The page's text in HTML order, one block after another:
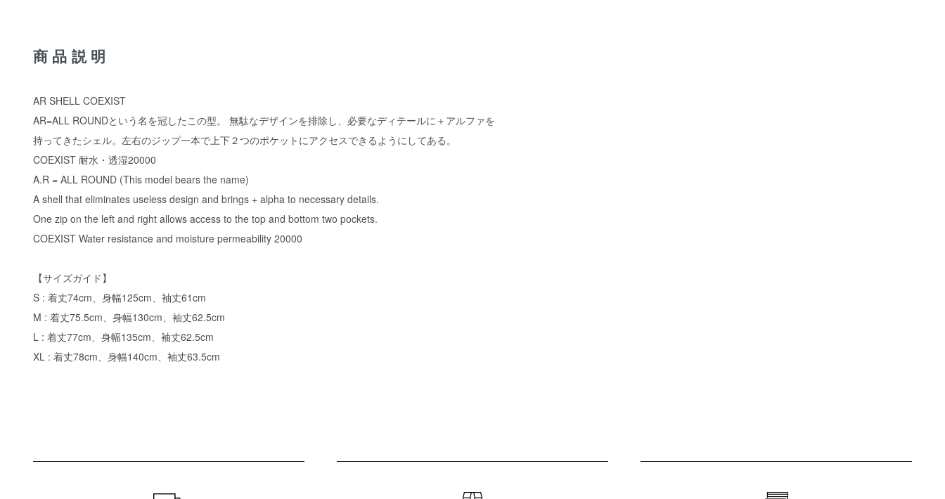
商品説明
AR SHELL COEXIST
AR=ALL ROUNDという名を冠したこの型。 無駄なデザインを排除し、必要なディテールに＋アルファを
持ってきたシェル。左右のジップ一本で上下２つのポケットにアクセスできるようにしてある。
COEXIST 耐水・透湿20000
A.R = ALL ROUND (This model bears the name)
A shell that eliminates useless design and brings + alpha to necessary details.
One zip on the left and right allows access to the top and bottom two pockets.
COEXIST Water resistance and moisture permeability 20000
【サイズガイド】
S : 着丈74cm、身幅125cm、袖丈61cm
M : 着丈75.5cm、身幅130cm、袖丈62.5cm
L : 着丈77cm、身幅135cm、袖丈62.5cm
XL : 着丈78cm、身幅140cm、袖丈63.5cm